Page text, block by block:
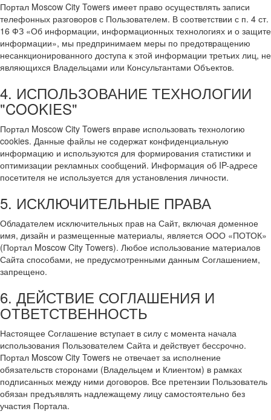
Портал Moscow City Towers имеет право осуществлять записи
телефонных разговоров с Пользователем. В соответствии с п. 4 ст.
16 ФЗ «Об информации, информационных технологиях и о защите
информации», мы предпринимаем меры по предотвращению
несанкционированного доступа к этой информации третьих лиц, не
являющихся Владельцами или Консультантами Объектов.
4. ИСПОЛЬЗОВАНИЕ ТЕХНОЛОГИИ
"COOKIES"
Портал Moscow City Towers вправе использовать технологию
cookies. Данные файлы не содержат конфиденциальную
информацию и используются для формирования статистики и
оптимизации рекламных сообщений. Информация об IP-адресе
посетителя не используется для установления личности.
5. ИСКЛЮЧИТЕЛЬНЫЕ ПРАВА
Обладателем исключительных прав на Сайт, включая доменное
имя, дизайн и размещенные материалы, является ООО «ПОТОК»
(Портал Moscow City Towers). Любое использование материалов
Сайта способами, не предусмотренными данным Соглашением,
запрещено.
6. ДЕЙСТВИЕ СОГЛАШЕНИЯ И
ОТВЕТСТВЕННОСТЬ
Настоящее Соглашение вступает в силу с момента начала
использования Пользователем Сайта и действует бессрочно.
Портал Moscow City Towers не отвечает за исполнение
обязательств сторонами (Владельцем и Клиентом) в рамках
подписанных между ними договоров. Все претензии Пользователь
обязан предъявлять надлежащему лицу самостоятельно без
участия Портала.